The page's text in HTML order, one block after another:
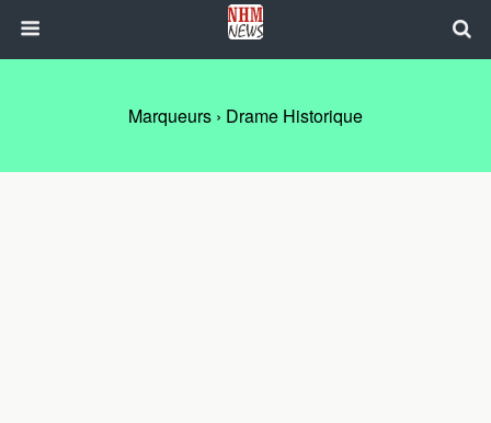
Marqueurs › Drame Historique